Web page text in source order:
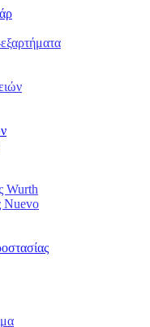
Wurth
Nuevo